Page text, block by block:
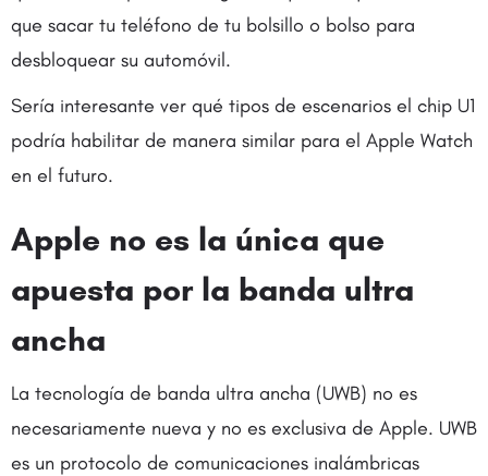
que sacar tu teléfono de tu bolsillo o bolso para
desbloquear su automóvil.
Sería interesante ver qué tipos de escenarios el chip U1
podría habilitar de manera similar para el Apple Watch
en el futuro.
Apple no es la única que
apuesta por la banda ultra
ancha
La tecnología de banda ultra ancha (UWB) no es
necesariamente nueva y no es exclusiva de Apple. UWB
es un protocolo de comunicaciones inalámbricas